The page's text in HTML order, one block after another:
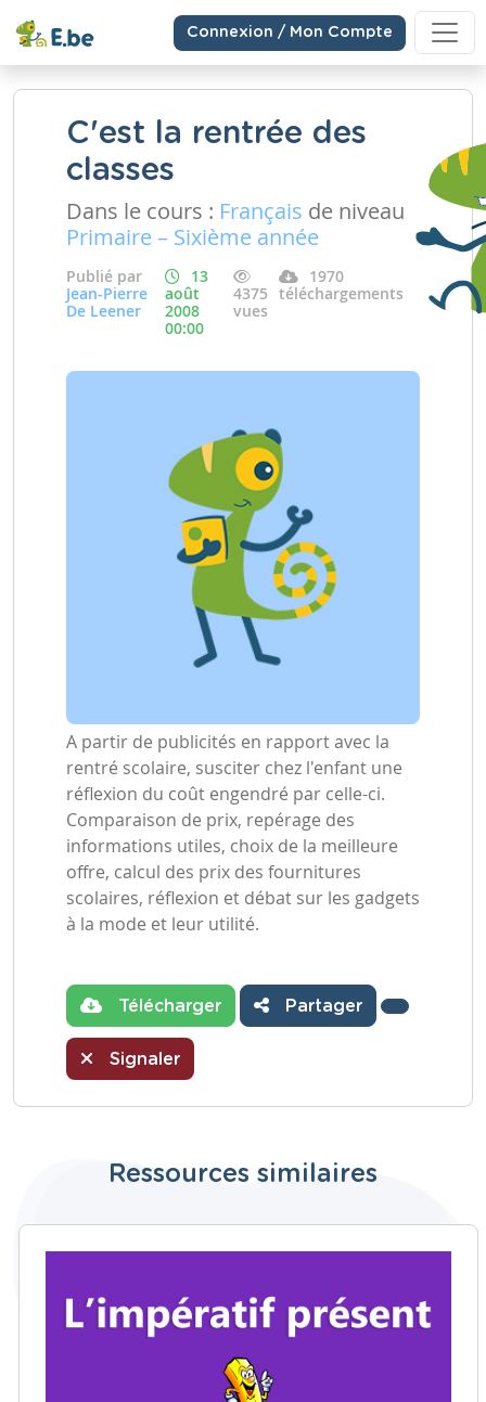
Connexion / Mon Compte
C'est la rentrée des
classes
Dans le cours : Français de niveau
Primaire – Sixième année
Publié par
Jean-Pierre
De Leener
13
août
2008
00:00
4375
vues
1970
téléchargements
A partir de publicités en rapport avec la
rentré scolaire, susciter chez l'enfant une
réflexion du coût engendré par celle-ci.
Comparaison de prix, repérage des
informations utiles, choix de la meilleure
offre, calcul des prix des fournitures
scolaires, réflexion et débat sur les gadgets
à la mode et leur utilité.
Télécharger Partager
Signaler
Ressources similaires